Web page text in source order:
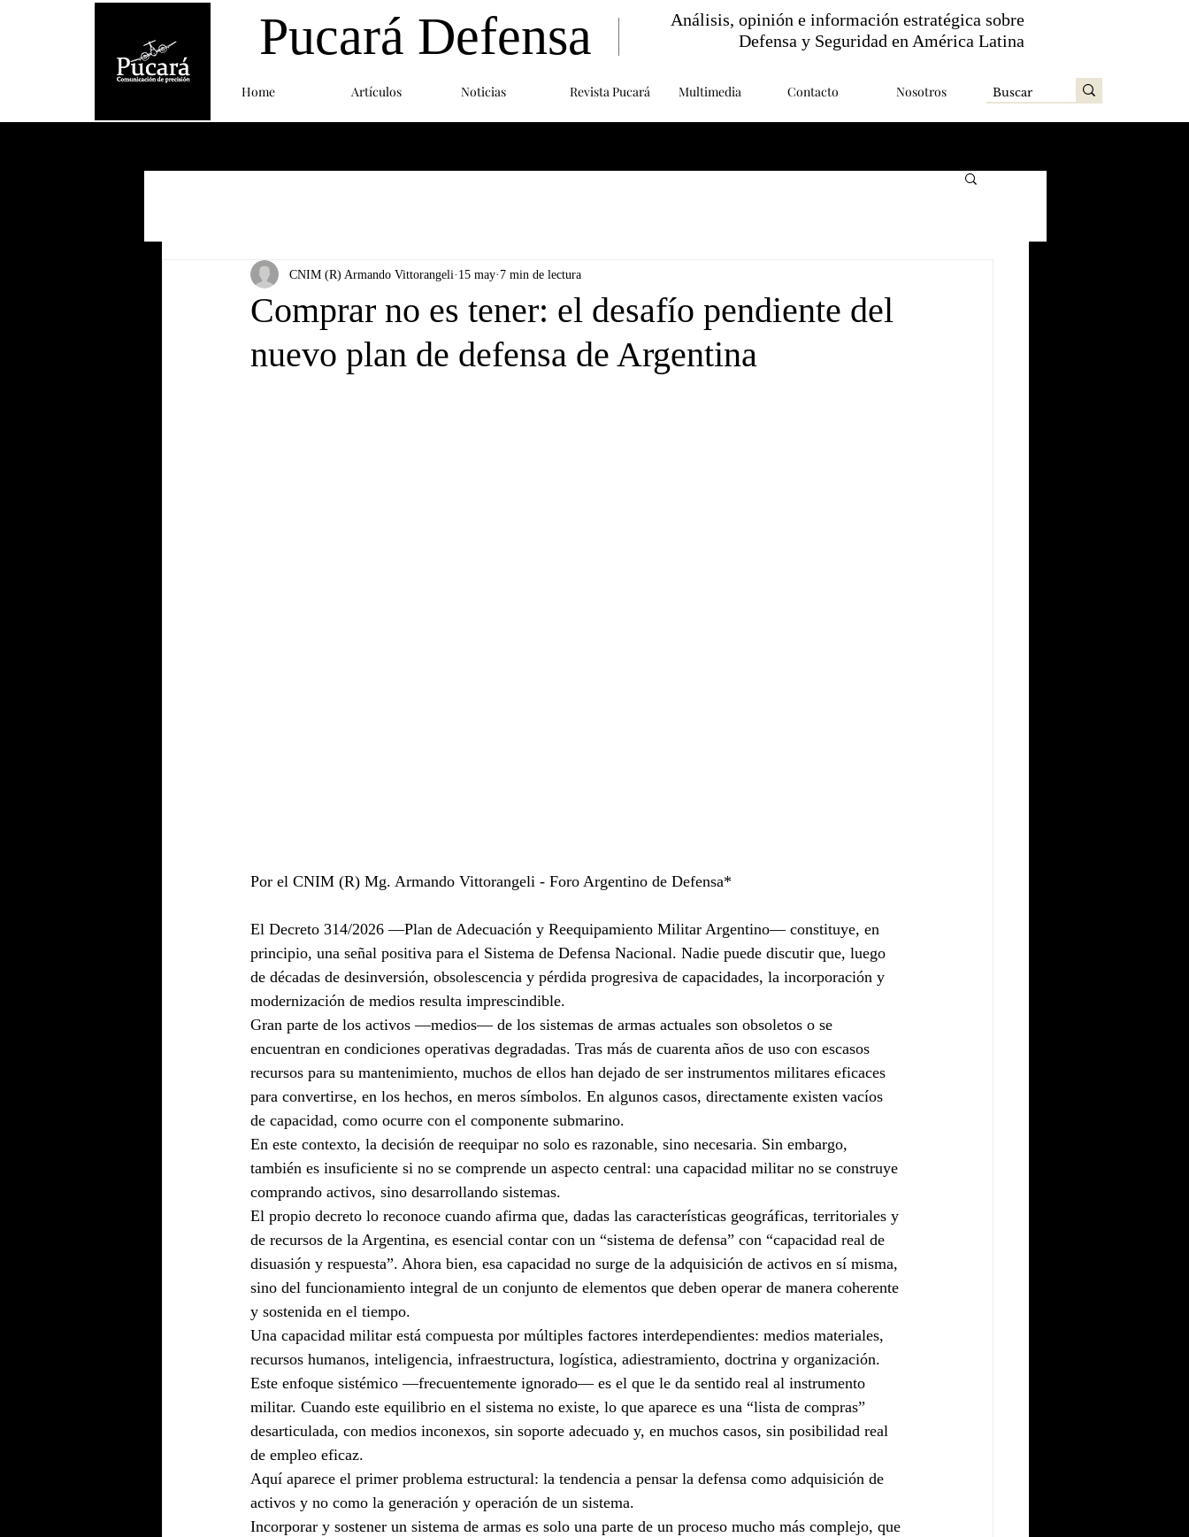
Home Artículos Noticias Revista Pucará Multimedia Contacto Nosotros
Pucará Defensa
Análisis, opinión e información estratégica sobre
Defensa y Seguridad en América Latina
Comprar no es tener: el desafío pendiente del
nuevo plan de defensa de Argentina
CNIM (R) Armando Vittorangeli 15 may 7 min de lectura
Por el CNIM (R) Mg. Armando Vittorangeli - Foro Argentino de Defensa*
El Decreto 314/2026 —Plan de Adecuación y Reequipamiento Militar Argentino— constituye, en
principio, una señal positiva para el Sistema de Defensa Nacional. Nadie puede discutir que, luego
de décadas de desinversión, obsolescencia y pérdida progresiva de capacidades, la incorporación y
modernización de medios resulta imprescindible.
Gran parte de los activos —medios— de los sistemas de armas actuales son obsoletos o se
encuentran en condiciones operativas degradadas. Tras más de cuarenta años de uso con escasos
recursos para su mantenimiento, muchos de ellos han dejado de ser instrumentos militares eficaces
para convertirse, en los hechos, en meros símbolos. En algunos casos, directamente existen vacíos
de capacidad, como ocurre con el componente submarino.
En este contexto, la decisión de reequipar no solo es razonable, sino necesaria. Sin embargo,
también es insuficiente si no se comprende un aspecto central: una capacidad militar no se construye
comprando activos, sino desarrollando sistemas.
El propio decreto lo reconoce cuando afirma que, dadas las características geográficas, territoriales y
de recursos de la Argentina, es esencial contar con un “sistema de defensa” con “capacidad real de
disuasión y respuesta”. Ahora bien, esa capacidad no surge de la adquisición de activos en sí misma,
sino del funcionamiento integral de un conjunto de elementos que deben operar de manera coherente
y sostenida en el tiempo.
Una capacidad militar está compuesta por múltiples factores interdependientes: medios materiales,
recursos humanos, inteligencia, infraestructura, logística, adiestramiento, doctrina y organización.
Este enfoque sistémico —frecuentemente ignorado— es el que le da sentido real al instrumento
militar. Cuando este equilibrio en el sistema no existe, lo que aparece es una “lista de compras”
desarticulada, con medios inconexos, sin soporte adecuado y, en muchos casos, sin posibilidad real
de empleo eficaz.
Aquí aparece el primer problema estructural: la tendencia a pensar la defensa como adquisición de
activos y no como la generación y operación de un sistema.
Incorporar y sostener un sistema de armas es solo una parte de un proceso mucho más complejo, que